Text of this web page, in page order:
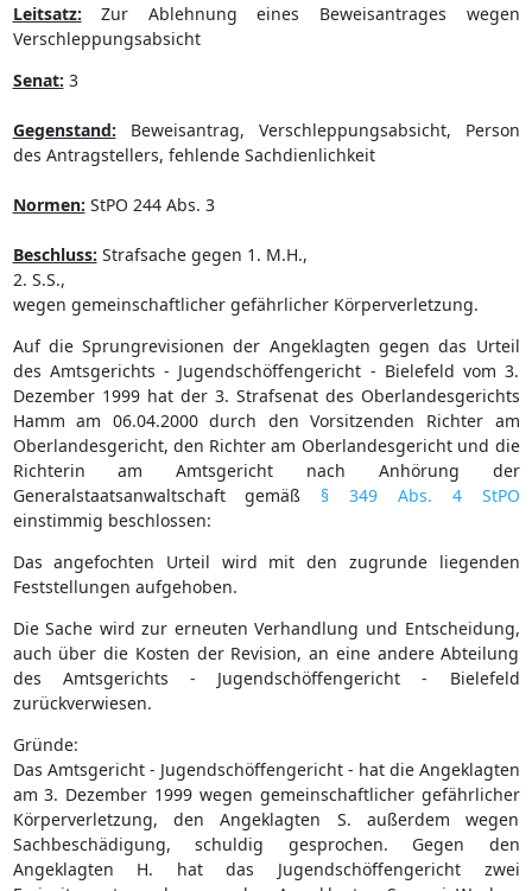
Leitsatz: Zur Ablehnung eines Beweisantrages wegen
Verschleppungsabsicht
Senat: 3
Gegenstand: Beweisantrag, Verschleppungsabsicht, Person
des Antragstellers, fehlende Sachdienlichkeit
Normen: StPO 244 Abs. 3
Beschluss: Strafsache gegen 1. M.H.,
2. S.S.,
wegen gemeinschaftlicher gefährlicher Körperverletzung.
Auf die Sprungrevisionen der Angeklagten gegen das Urteil
des Amtsgerichts - Jugendschöffengericht - Bielefeld vom 3.
Dezember 1999 hat der 3. Strafsenat des Oberlandesgerichts
Hamm am 06.04.2000 durch den Vorsitzenden Richter am
Oberlandesgericht, den Richter am Oberlandesgericht und die
Richterin am Amtsgericht nach Anhörung der
Generalstaatsanwaltschaft gemäß § 349 Abs. 4 StPO
einstimmig beschlossen:
Das angefochten Urteil wird mit den zugrunde liegenden
Feststellungen aufgehoben.
Die Sache wird zur erneuten Verhandlung und Entscheidung,
auch über die Kosten der Revision, an eine andere Abteilung
des Amtsgerichts - Jugendschöffengericht - Bielefeld
zurückverwiesen.
Gründe:
Das Amtsgericht - Jugendschöffengericht - hat die Angeklagten
am 3. Dezember 1999 wegen gemeinschaftlicher gefährlicher
Körperverletzung, den Angeklagten S. außerdem wegen
Sachbeschädigung, schuldig gesprochen. Gegen den
Angeklagten H. hat das Jugendschöffengericht zwei